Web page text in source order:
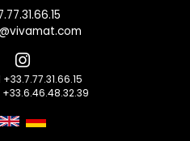
instagram